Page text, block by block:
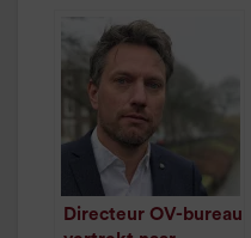
/ minuut leestijd
Directeur OV-bureau